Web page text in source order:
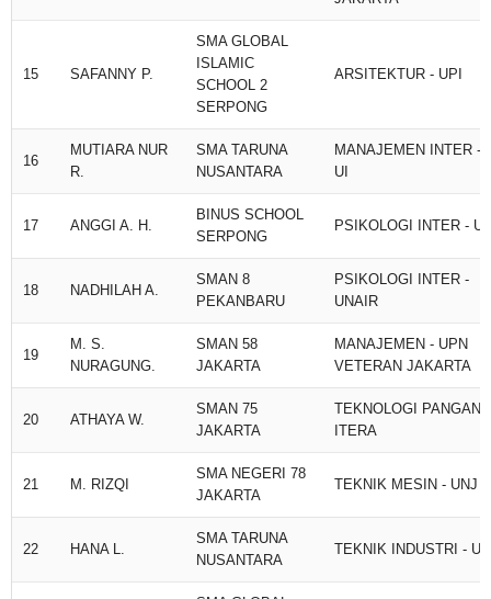
15 SAFANNY P.
SMA GLOBAL
ISLAMIC
SCHOOL 2
SERPONG
ARSITEKTUR - UPI
16
MUTIARA NUR
R.
SMA TARUNA
NUSANTARA
MANAJEMEN INTER -
UI
17 ANGGI A. H.
BINUS SCHOOL
SERPONG
PSIKOLOGI INTER - UI
18 NADHILAH A.
SMAN 8
PEKANBARU
PSIKOLOGI INTER -
UNAIR
19
M. S.
NURAGUNG.
SMAN 58
JAKARTA
MANAJEMEN - UPN
VETERAN JAKARTA
20 ATHAYA W.
SMAN 75
JAKARTA
TEKNOLOGI PANGAN -
ITERA
21 M. RIZQI
SMA NEGERI 78
JAKARTA
TEKNIK MESIN - UNJ
22 HANA L.
SMA TARUNA
NUSANTARA
TEKNIK INDUSTRI - UI